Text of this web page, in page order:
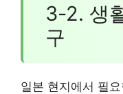
3-2. 생
구
일본 현지에서 필